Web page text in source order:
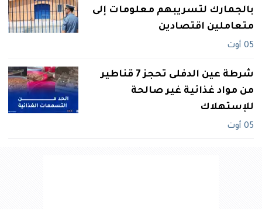
بالجمارك لتسريبهم معلومات إلى
متعاملين اقتصادين
05 أوت
شرطة عين الدفلى تحجز 7 قناطير
من مواد غذائية غير صالحة
للإستهلاك
05 أوت